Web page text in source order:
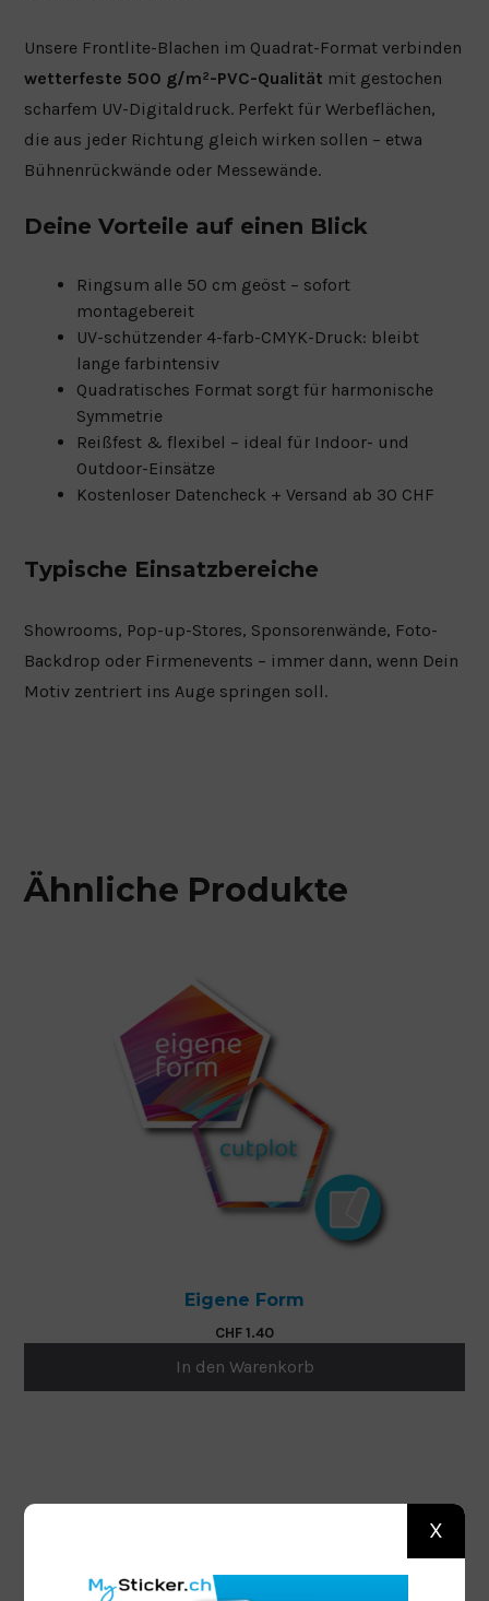
Unsere Frontlite-Blachen im Quadrat-Format verbinden
wetterfeste 500 g/m²-PVC-Qualität mit gestochen
scharfem UV-Digitaldruck. Perfekt für Werbeflächen,
die aus jeder Richtung gleich wirken sollen – etwa
Bühnenrückwände oder Messewände.
Deine Vorteile auf einen Blick
Ringsum alle 50 cm geöst – sofort
montagebereit
UV-schützender 4-farb-CMYK-Druck: bleibt
lange farbintensiv
Quadratisches Format sorgt für harmonische
Symmetrie
Reißfest & flexibel – ideal für Indoor- und
Outdoor-Einsätze
Kostenloser Datencheck + Versand ab 30 CHF
Typische Einsatzbereiche
Showrooms, Pop-up-Stores, Sponsorenwände, Foto-
Backdrop oder Firmenevents – immer dann, wenn Dein
Motiv zentriert ins Auge springen soll.
Ähnliche Produkte
Eigene Form
CHF1.40
In den Warenkorb
X